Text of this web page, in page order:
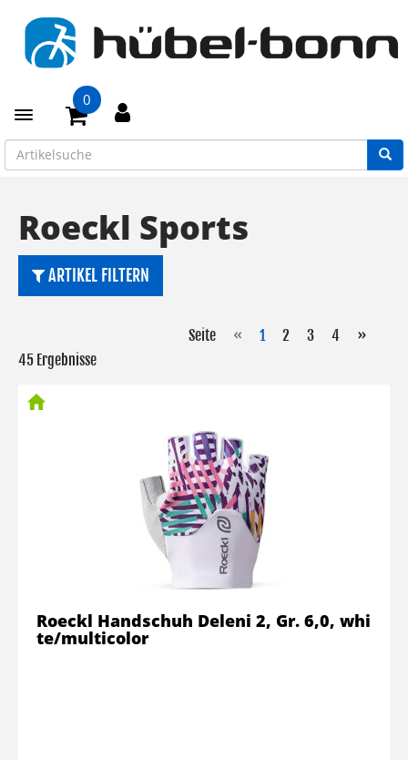
Toggle navigation
0
Roeckl Sports
ARTIKEL FILTERN
Seite « 1 2 3 4
»
45 Ergebnisse
Roeckl Handschuh Deleni 2, Gr. 6,0, whi
te/multicolor